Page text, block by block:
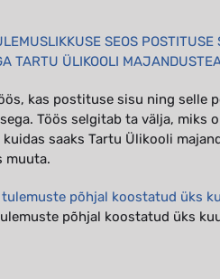
SEOS
TARTU ÜLIKOOLI
kas postituse sisu ning selle
Töös selgitab ta välja, miks
saaks Tartu Ülikooli
muuta.
põhjal koostatud üks